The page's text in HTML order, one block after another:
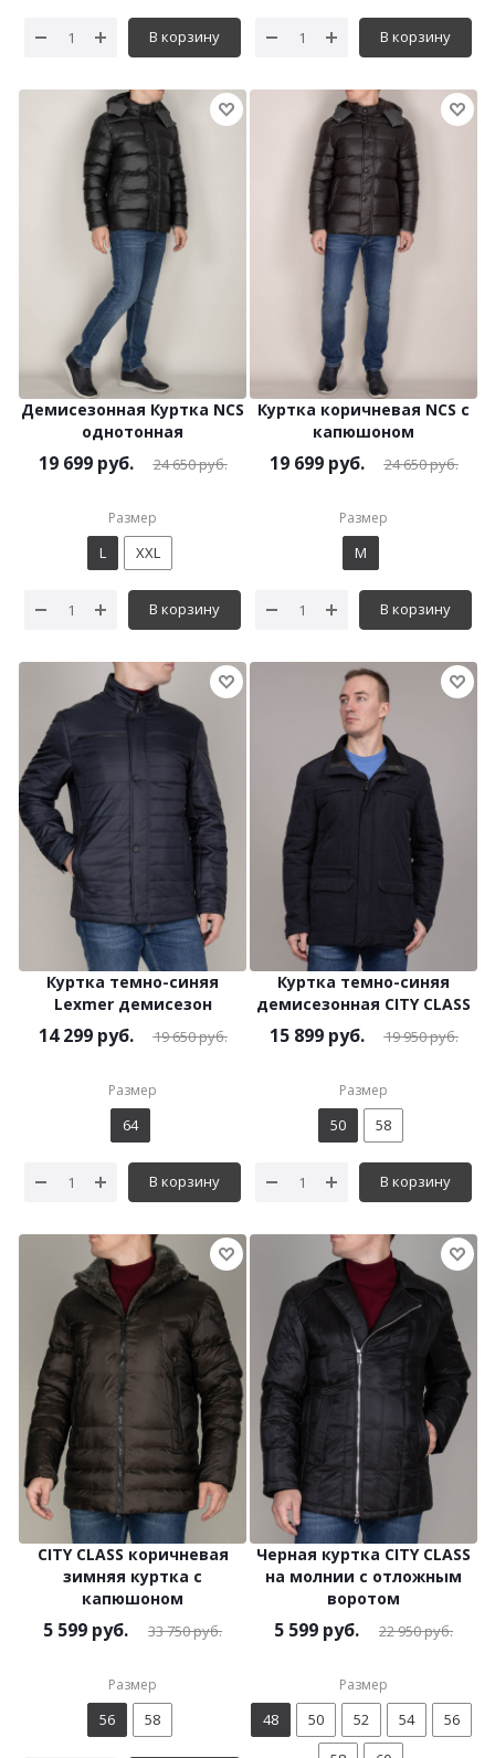
В корзину В корзину
Демисезонная Куртка NCS
однотонная
19 699руб. 24 650руб.
Размер
L XXL
В корзину
Куртка коричневая NCS с
капюшоном
19 699руб. 24 650руб.
Размер
M
В корзину
Куртка темно-синяя
Lexmer демисезон
14 299руб. 19 650руб.
Размер
64
В корзину
Куртка темно-синяя
демисезонная CITY CLASS
15 899руб. 19 950руб.
Размер
50 58
В корзину
CITY CLASS коричневая
зимняя куртка с
капюшоном
5 599 руб. 33 750руб.
Размер
56 58
Черная куртка CITY CLASS
на молнии с отложным
воротом
5 599 руб. 22 950руб.
Размер
48 50 52 54
56